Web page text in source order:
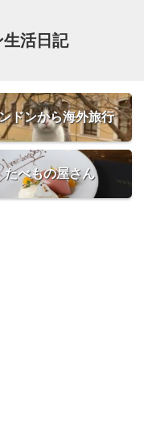
活日記
ドンから海外旅行
たべもの屋さん